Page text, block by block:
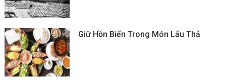
Giữ Hồn Biển Trong Món Lẩu Thả